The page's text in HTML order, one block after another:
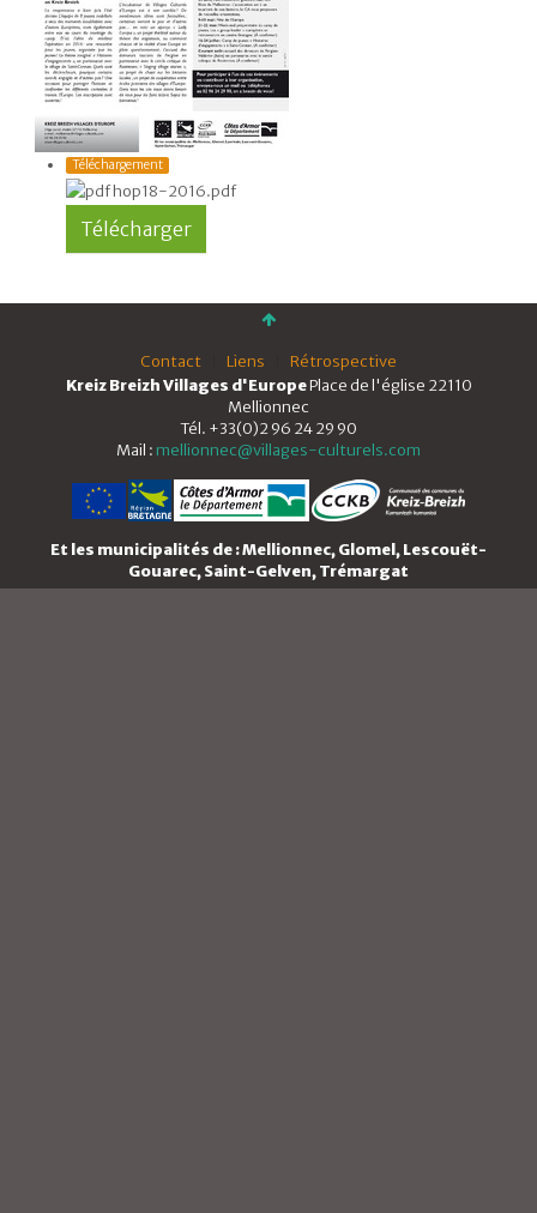
Téléchargement
hop18-2016.pdf
Contact Liens
Rétrospective
Kreiz Breizh Villages d'EuropePlace de l'église 22110
Mellionnec
Tél. +33(0)2 96 24 29 90
Mail : mellionnec@villages-culturels.com
Et les municipalités de : Mellionnec, Glomel, Lescouët-
Gouarec, Saint-Gelven, Trémargat